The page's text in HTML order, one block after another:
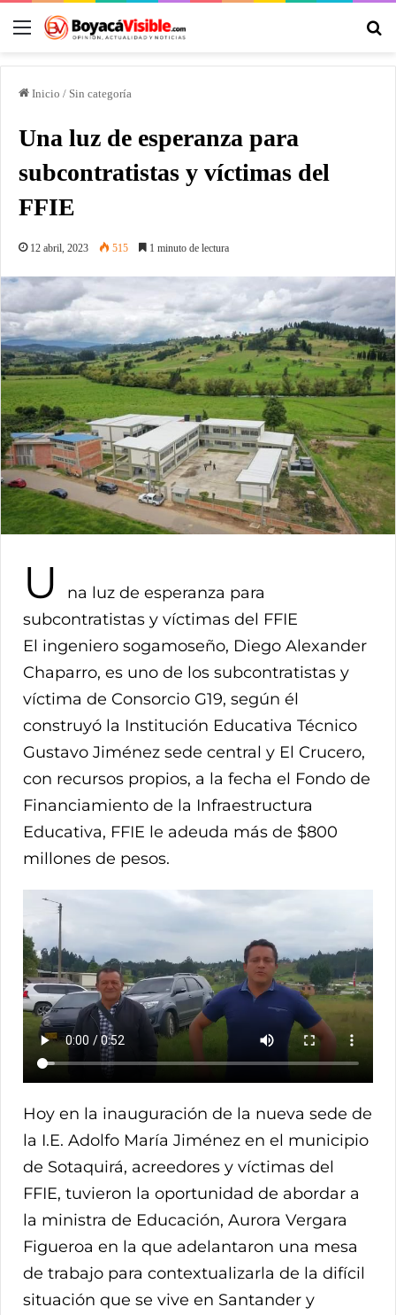
Inicio / Sin categoría
Una luz de esperanza para
subcontratistas y víctimas del
FFIE
12 abril, 2023 515 1 minuto de lectura
U
na luz de esperanza para
subcontratistas y víctimas del FFIE
El ingeniero sogamoseño, Diego Alexander
Chaparro, es uno de los subcontratistas y
víctima de Consorcio G19, según él
construyó la Institución Educativa Técnico
Gustavo Jiménez sede central y El Crucero,
con recursos propios, a la fecha el Fondo de
Financiamiento de la Infraestructura
Educativa, FFIE le adeuda más de $800
millones de pesos.
Hoy en la inauguración de la nueva sede de
la I.E. Adolfo María Jiménez en el municipio
de Sotaquirá, acreedores y víctimas del
FFIE, tuvieron la oportunidad de abordar a
la ministra de Educación, Aurora Vergara
Figueroa en la que adelantaron una mesa
de trabajo para contextualizarla de la difícil
situación que se vive en Santander y